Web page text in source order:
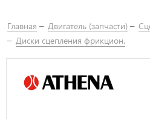
Главная Двигатель (запчасти)
Диски сцепления фрикцион.